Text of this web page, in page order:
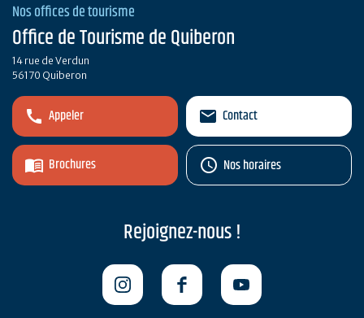
Nos offices de tourisme
Office de Tourisme de Quiberon
14 rue de Verdun
56170 Quiberon
Appeler
Brochures
Contact
Nos horaires
Rejoignez-nous !